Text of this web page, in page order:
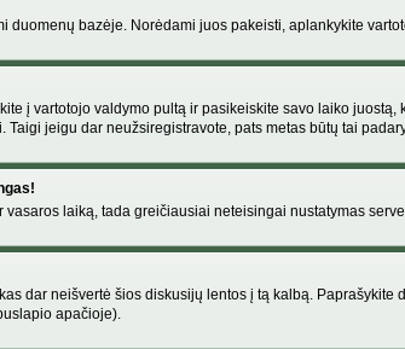
bazėje. Norėdami juos pakeisti, aplankykite
į vartotojo valdymo pultą ir pasikeiskite savo laiko
jeigu dar neužsiregistravote, pats metas būtų tai
laiką, tada greičiausiai neteisingai nustatymas
dar neišvertė šios diskusijų lentos į tą kalbą.
apačioje).